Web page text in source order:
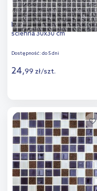
Iryda Ronda Silver mozaika
ścienna 30x30 cm
Dostępność: do 5 dni
24,99 zł/szt.
Dodaj do
porównania